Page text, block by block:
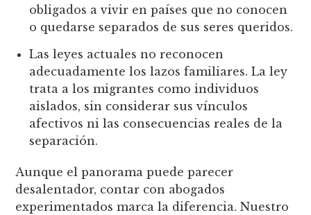
obligados a vivir en países que no conocen
o quedarse separados de sus seres queridos.
Las leyes actuales no reconocen
adecuadamente los lazos familiares. La ley
trata a los migrantes como individuos
aislados, sin considerar sus vínculos
afectivos ni las consecuencias reales de la
separación.
Aunque el panorama puede parecer
desalentador, contar con abogados
experimentados marca la diferencia. Nuestro